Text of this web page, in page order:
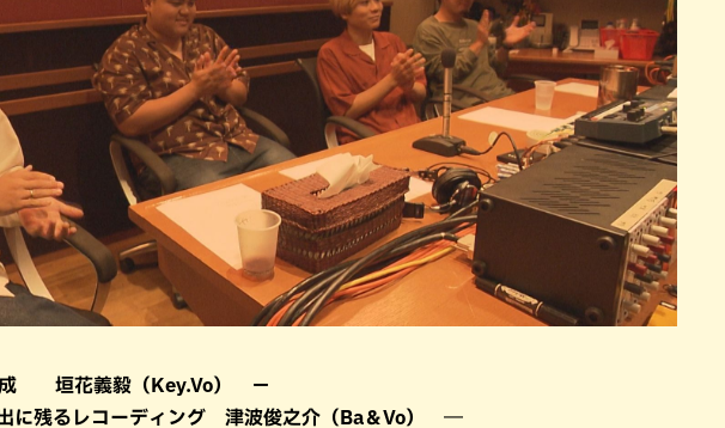
垣花義毅（Key.Vo） －
に残るレコーディング 津波俊之介（Ba＆Vo） ―